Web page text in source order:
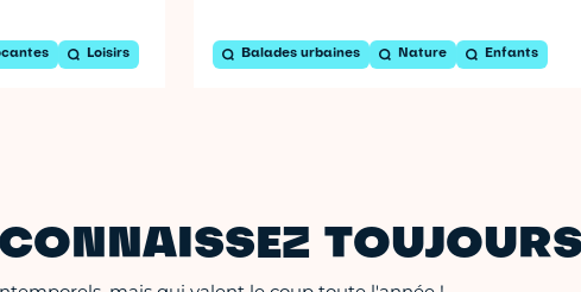
Loisirs Balades urbaines Nature Enfants